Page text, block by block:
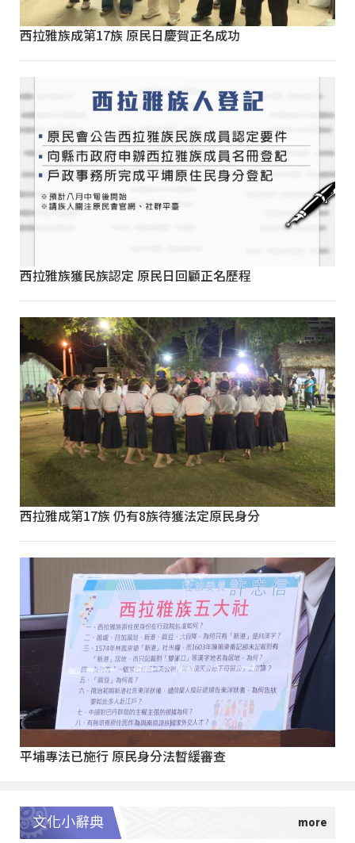
西拉雅族成第17族 原民日慶賀正名成功
西拉雅族獲民族認定 原民日回顧正名歷程
西拉雅成第17族 仍有8族待獲法定原民身分
平埔專法已施行 原民身分法暫緩審查
文化小辭典